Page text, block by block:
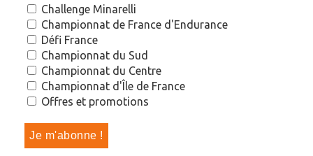
Challenge Minarelli
Championnat de France d'Endurance
Défi France
Championnat du Sud
Championnat du Centre
Championnat d'Île de France
Offres et promotions